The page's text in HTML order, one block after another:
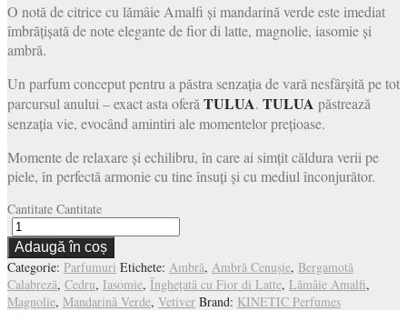
O notă de citrice cu lămâie Amalfi și mandarină verde este imediat
îmbrățișată de note elegante de fior di latte, magnolie, iasomie și
ambră.
Un parfum conceput pentru a păstra senzația de vară nesfârșită pe tot
parcursul anului – exact asta oferă TULUA. TULUA păstrează
senzația vie, evocând amintiri ale momentelor prețioase.
Momente de relaxare și echilibru, în care ai simțit căldura verii pe
piele, în perfectă armonie cu tine însuți și cu mediul înconjurător.
Cantitate Cantitate
Adaugă în coș
Categorie: Parfumuri Etichete: Ambră, Ambră Cenușie, Bergamotă
Calabreză, Cedru, Iasomie, Înghețată cu Fior di Latte, Lămâie Amalfi,
Magnolie, Mandarină Verde, Vetiver Brand: KINETIC Perfumes